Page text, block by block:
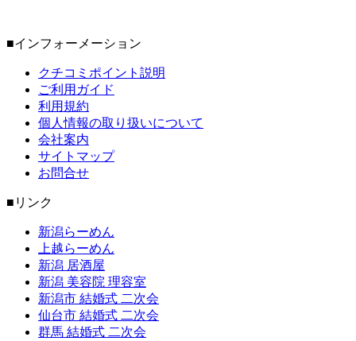
■インフォーメーション
クチコミポイント説明
ご利用ガイド
利用規約
個人情報の取り扱いについて
会社案内
サイトマップ
お問合せ
■リンク
新潟らーめん
上越らーめん
新潟 居酒屋
新潟 美容院 理容室
新潟市 結婚式 二次会
仙台市 結婚式 二次会
群馬 結婚式 二次会